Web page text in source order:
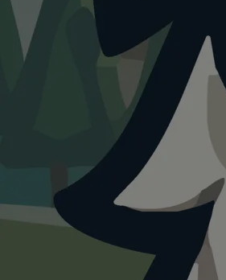
HUNDEAUSLAUF
Rostocker
Heute ist ein guter Tag
Hundeauslaufzone
23°C und bedeckt. Kein Regen
Sonnenlicht. Für Hunde oft die
Bedingungen. Wasser ist vor Ort.